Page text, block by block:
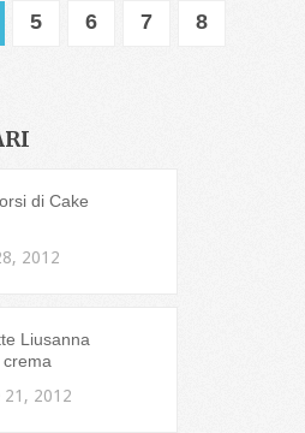
modo altrettanto
5 6 7
8
di Cake
2012
Liusanna
21, 2012